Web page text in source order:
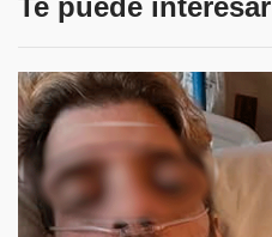
Te puede interesar